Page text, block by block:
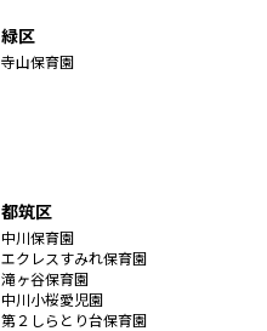
緑区
寺山保育園
都筑区
中川保育園
エクレスすみれ保育園
滝ヶ谷保育園
中川小桜愛児園
第２しらとり台保育園